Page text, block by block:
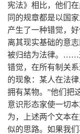
宪法》相比，他们
同的规章都是以国
产生了一种错觉，
离其现实基础的意
被归结为法律。……
错觉，在所有制关
的现象：某人在法
拥有某物。”他们把
意识形态家使一切
为，上述两个文本
似的思路。如果我